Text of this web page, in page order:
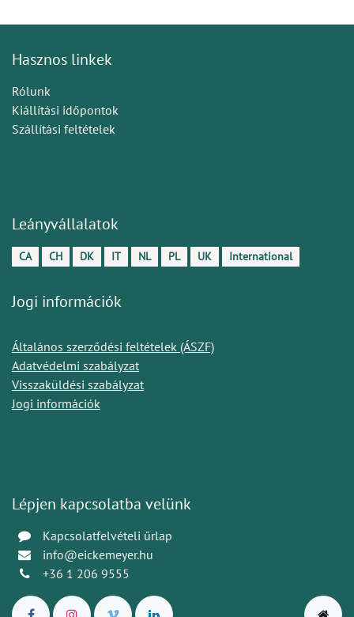
Hasznos linkek
Rólunk
Kiállítási időpontok
Szállítási feltételek
Leányvállalatok
CA CH DK IT NL PL UK International
Jogi információk
Általános szerződési feltételek (ÁSZF)
Adatvédelmi szabályzat
Visszaküldési szabályzat
Jogi információk
Lépjen kapcsolatba velünk
Kapcsolatfelvételi űrlap
info@eickemeyer.hu
+36 1 206 9555